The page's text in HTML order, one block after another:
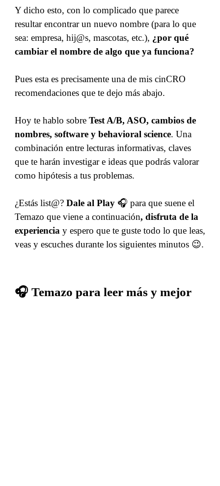
Y dicho esto, con lo complicado que parece
resultar encontrar un nuevo nombre (para lo que
sea: empresa, hij@s, mascotas, etc.), ¿por qué
cambiar el nombre de algo que ya funciona?
Pues esta es precisamente una de mis cinCRO
recomendaciones que te dejo más abajo.
Hoy te hablo sobre Test A/B, ASO, cambios de
nombres, software y behavioral science. Una
combinación entre lecturas informativas, claves
que te harán investigar e ideas que podrás valorar
como hipótesis a tus problemas.
¿Estás list@? Dale al Play 🎧 para que suene el
Temazo que viene a continuación, disfruta de la
experiencia y espero que te guste todo lo que leas,
veas y escuches durante los siguientes minutos 😉.
🎧 Temazo para leer más y mejor